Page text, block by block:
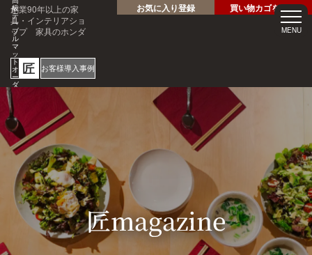
創業90年以上の家
具・インテリアショ
ップ 家具のホンダ
級
テ
ー
ブ
ル
マ
ッ
ト
オ
ー
ダ
ー
サ
イ
ズ
専
門
店
匠 お客様導入事例
ホテル・レストラン・企業
様の大事なテーブルを傷・
汚れから守る！
サン
請求
1mm
単位
オー
ダー
サイ
ズ
見積
り
請求
書対
応
短納
期
専門
家対
応
ご注文・ご
質問はお気
軽にどうぞ
0120-46-
お気に入り登録 買い物カゴを見る
MENU